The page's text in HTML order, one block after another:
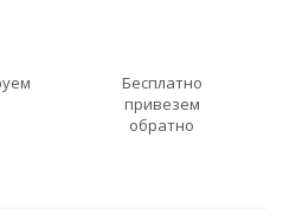
Бесплатно
привезем
обратно